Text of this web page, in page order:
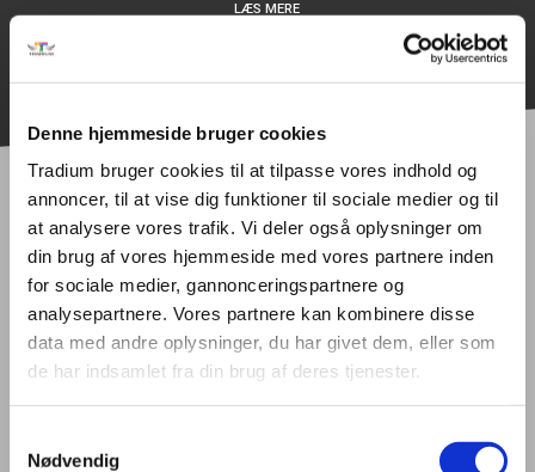
Denne hjemmeside bruger cookies
Tradium bruger cookies til at tilpasse vores indhold og
annoncer, til at vise dig funktioner til sociale medier og til
at analysere vores trafik. Vi deler også oplysninger om
din brug af vores hjemmeside med vores partnere inden
for sociale medier, gannonceringspartnere og
analysepartnere. Vores partnere kan kombinere disse
data med andre oplysninger, du har givet dem, eller som
de har indsamlet fra din brug af deres tjenester.
Nødvendig
LÆS MERE
Hold dig opdateret om
Tradium